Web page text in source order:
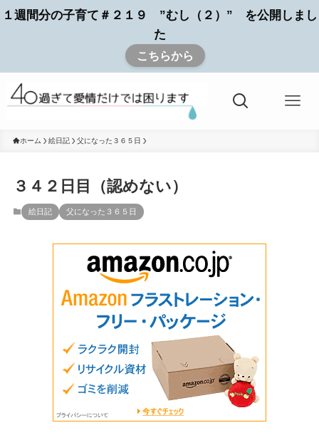
１週間分の子育て＃２１９ ”むし（２）” を公開しまし
た
こちらから
ホーム 絵日記 父になった３６５日
３４２日目（認めない）
絵日記 父になった３６５日